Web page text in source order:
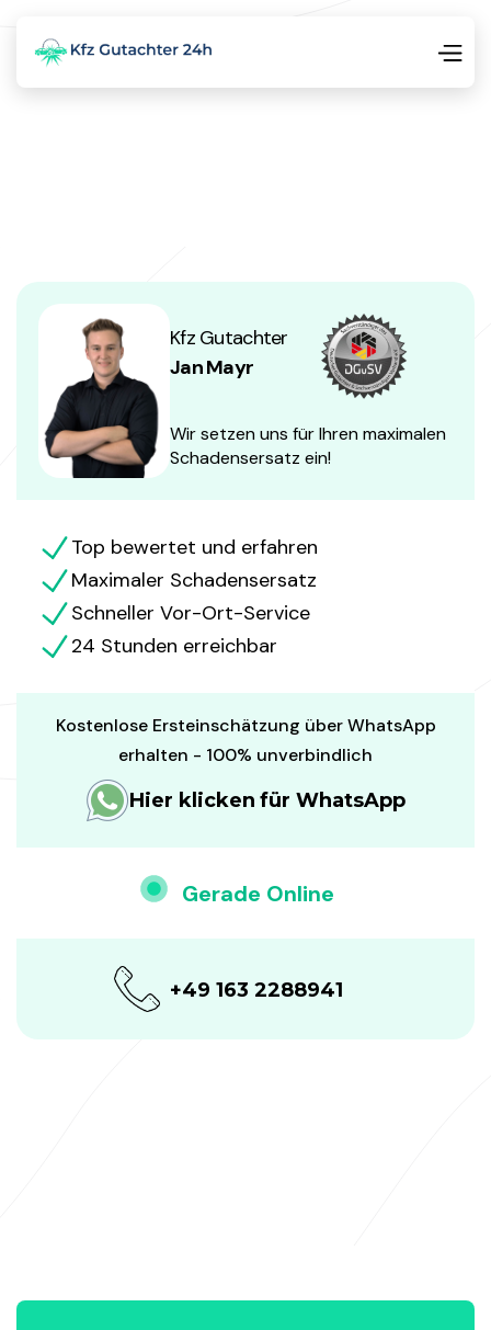
Kfz Gutachter
Jan Mayr
Wir setzen uns für Ihren maximalen
Schadensersatz ein!
Top bewertet und erfahren
Maximaler Schadensersatz
Schneller Vor-Ort-Service
24 Stunden erreichbar
Kostenlose Ersteinschätzung über WhatsApp
erhalten - 100% unverbindlich
Hier klicken für WhatsApp
Gerade Online
+49 163 2288941